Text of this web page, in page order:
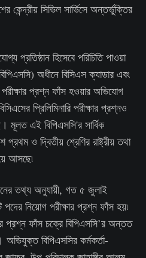
কেন্দ্রীয় সিভিল সার্ভিসে অন্তর্ভুক্তির
প্রতিষ্ঠান হিসেবে পরিচিতি পাওয়া
অধীনে বিসিএস ক্যাডার এবং
প্রশ্ন ফাঁস হওয়ার অভিযোগ
প্রিলিমিনারি পরীক্ষার প্রশ্নও
মূলত এই বিপিএসসি'র সার্বিক
প্রথম ও দ্বিতীয় শ্রেণির রাষ্ট্রীয় তথা
আসছে৷
তথ্য অনুযায়ী, গত ৫ জুলাই
নিয়োগ পরীক্ষার প্রশ্ন ফাঁস হয়৷
প্রশ্ন ফাঁস চক্রে বিপিএসসি’র অন্তত
অভিযুক্ত বিপিএসসির কর্মকর্তা-